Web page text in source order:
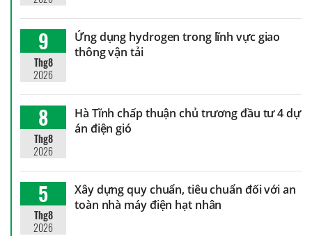
9
Thg8
2026
Ứng dụng hydrogen trong lĩnh vực giao
thông vận tải
8
Thg8
2026
Hà Tĩnh chấp thuận chủ trương đầu tư 4 dự
án điện gió
5
Thg8
2026
Xây dựng quy chuẩn, tiêu chuẩn đối với an
toàn nhà máy điện hạt nhân